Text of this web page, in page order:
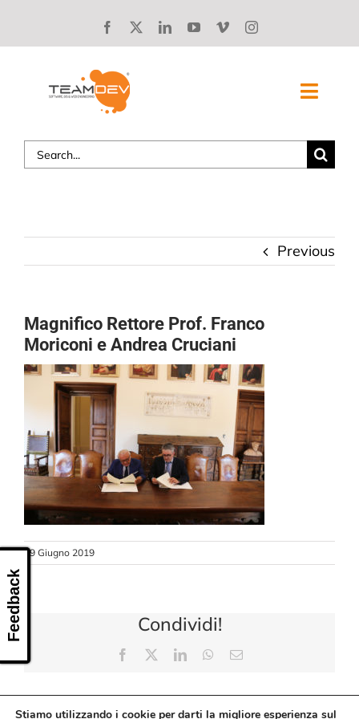
SOLUZIONI
STORIE DI SUCCESSO
LAVORA CON NOI
CONTATTI
Search
for:
Previous
Magnifico Rettore Prof. Franco
Moriconi e Andrea Cruciani
19 Giugno 2019
Condividi!
Facebook LinkedInWhatsApp
Email
Stiamo utilizzando i cookie per darti la migliore esperienza sul
Feedback